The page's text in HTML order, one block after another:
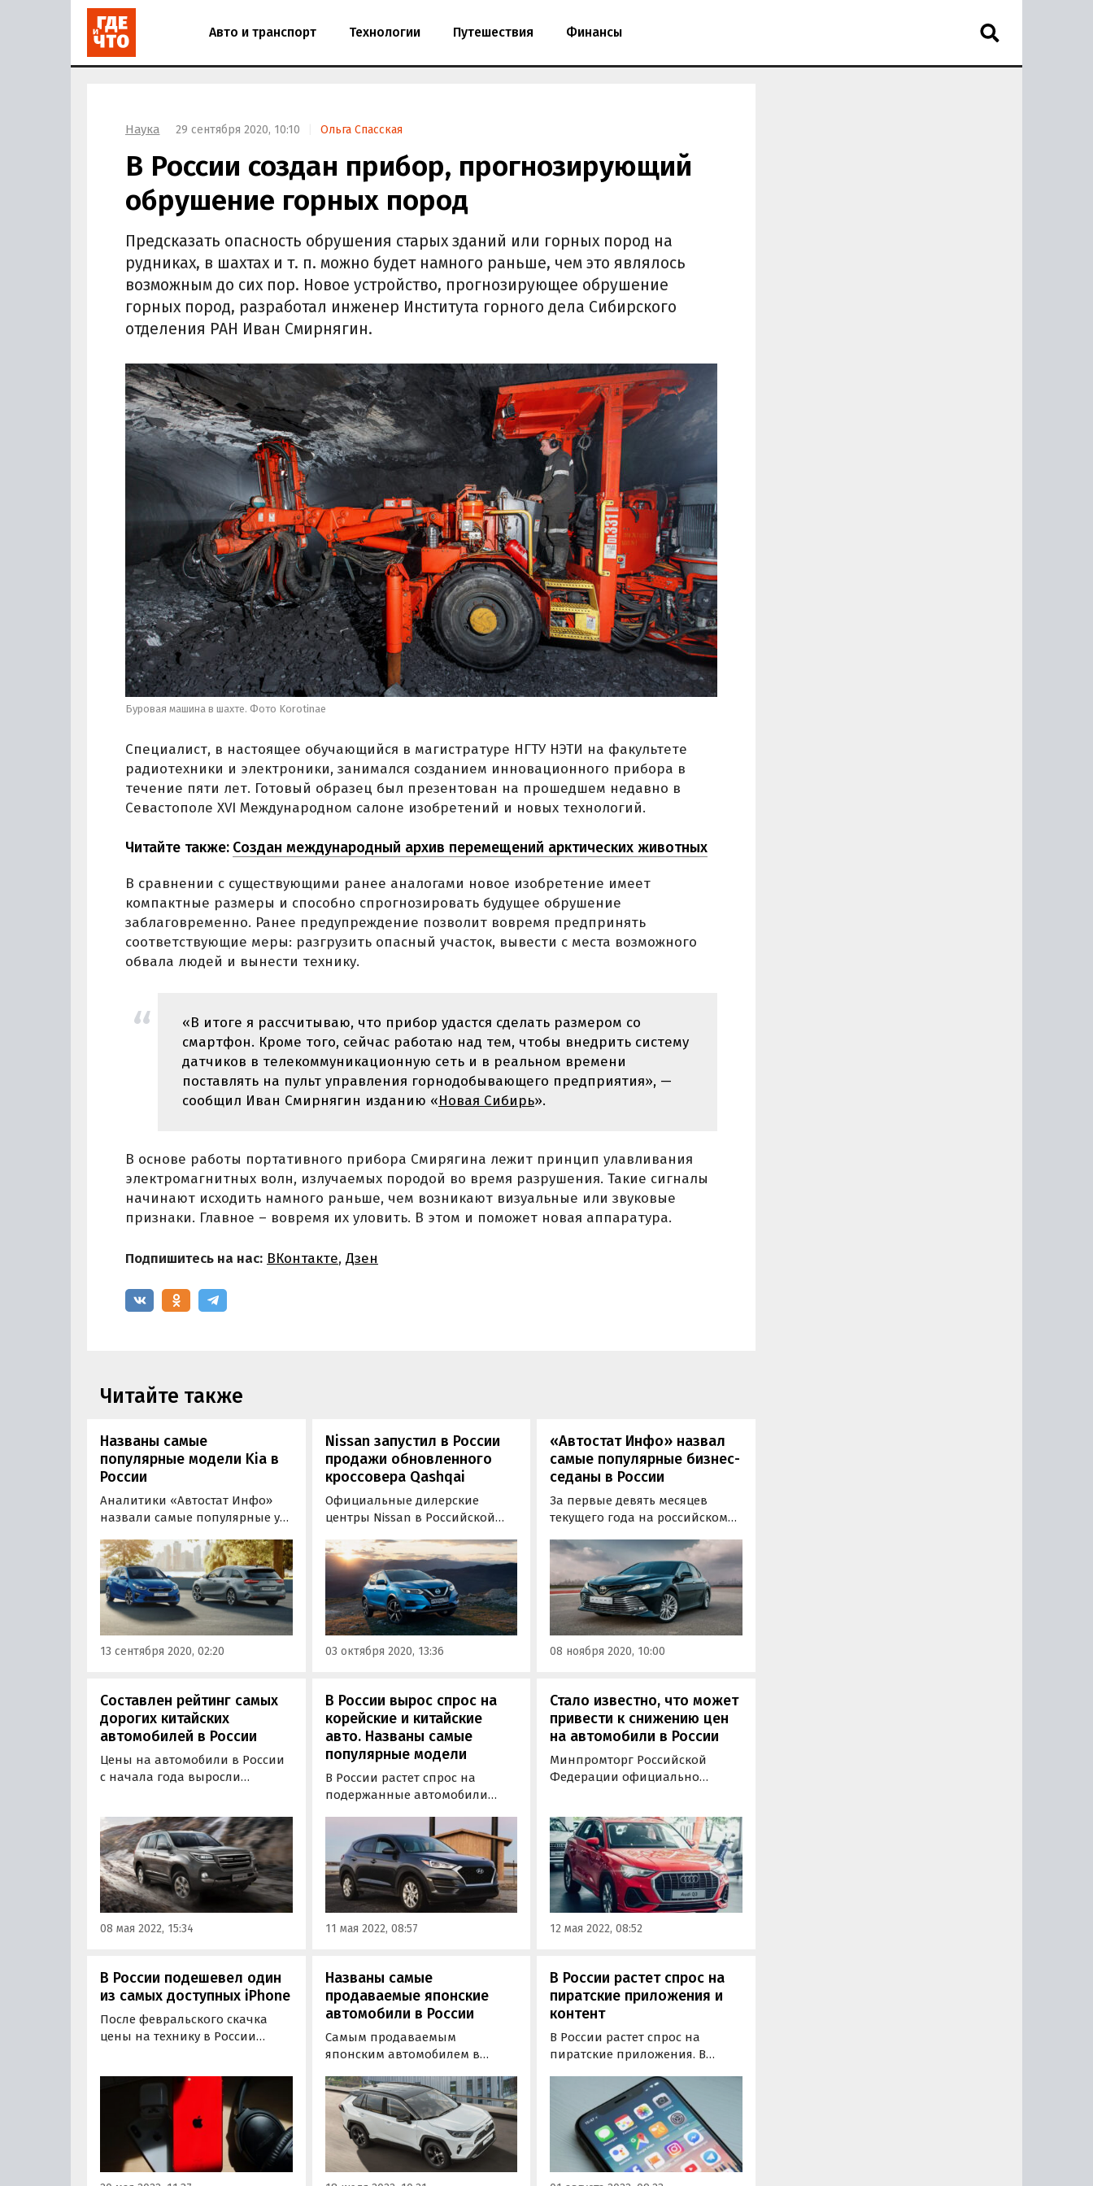
Авто и транспорт Технологии Путешествия Финансы
Наука 29 сентября 2020, 10:10 Ольга Спасская
В России создан прибор, прогнозирующий
обрушение горных пород
Предсказать опасность обрушения старых зданий или горных пород на
рудниках, в шахтах и т. п. можно будет намного раньше, чем это являлось
возможным до сих пор. Новое устройство, прогнозирующее обрушение
горных пород, разработал инженер Института горного дела Сибирского
отделения РАН Иван Смирнягин.
Буровая машина в шахте. Фото Korotinae
Специалист, в настоящее обучающийся в магистратуре НГТУ НЭТИ на факультете
радиотехники и электроники, занимался созданием инновационного прибора в
течение пяти лет. Готовый образец был презентован на прошедшем недавно в
Севастополе XVI Международном салоне изобретений и новых технологий.
Читайте также: Создан международный архив перемещений арктических животных
В сравнении с существующими ранее аналогами новое изобретение имеет
компактные размеры и способно спрогнозировать будущее обрушение
заблаговременно. Ранее предупреждение позволит вовремя предпринять
соответствующие меры: разгрузить опасный участок, вывести с места возможного
обвала людей и вынести технику.
«В итоге я рассчитываю, что прибор удастся сделать размером со
смартфон. Кроме того, сейчас работаю над тем, чтобы внедрить систему
датчиков в телекоммуникационную сеть и в реальном времени
поставлять на пульт управления горнодобывающего предприятия», —
сообщил Иван Смирнягин изданию «Новая Сибирь».
В основе работы портативного прибора Смирягина лежит принцип улавливания
электромагнитных волн, излучаемых породой во время разрушения. Такие сигналы
начинают исходить намного раньше, чем возникают визуальные или звуковые
признаки. Главное – вовремя их уловить. В этом и поможет новая аппаратура.
Подпишитесь на нас: ВКонтакте, Дзен
Читайте также
Названы самые
популярные модели Kia в
России
Аналитики «Автостат Инфо»
назвали самые популярные у
результатам продаж в
дилерских центрах
южнокорейской марки за
август. Как и прежде, лидерство
принадлежит седану Kia Rio.
13 сентября 2020, 02:20
Nissan запустил в России
продажи обновленного
кроссовера Qashqai
Официальные дилерские
центры Nissan в Российской
обновленного компакт-
кроссовера Nissan Qashqai.
Автомобиль получил целый
ряд улучшений, включая
появление функции
connectivity и опции,
повышающие комфорт
03 октября 2020, 13:36
«Автостат Инфо» назвал
самые популярные бизнес-
седаны в России
За первые девять месяцев
текущего года на российском
31 910 автомобилей Е-сегмента
(-20,36% к показателю
прошлого года). На покупку
бизнес-седанов россияне
потратили 24 млрд рублей,
сообщает «Автостат Инфо».
08 ноября 2020, 10:00
Составлен рейтинг самых
дорогих китайских
автомобилей в России
Цены на автомобили в России
с начала года выросли
минивэн GAC GN8 с ценником
около 3,5 млн рублей, а рамный
внедорожник Haval H9, топ-
версия которого сейчас стоит 5
299 000 рублей, выяснили…
08 мая 2022, 15:34
В России вырос спрос на
корейские и китайские
авто. Названы самые
популярные модели
В России растет спрос на
подержанные автомобили
брендов. Об этом сообщают
«Автоновости дня» со ссылкой
на представителей пресс-
службы «Авито Авто».
11 мая 2022, 08:57
Стало известно, что может
привести к снижению цен
на автомобили в России
Минпромторг Российской
Федерации официально
иностранных товаров с 7 мая. В
их числе и автомобили,
которые теперь можно ввозить
в Россию без разрешения
правообладателя.
12 мая 2022, 08:52
В России подешевел один
из самых доступных iPhone
После февральского скачка
цены на технику в России
и техника Apple, в том числе и
iPhone SE 2020, стоимость
которого снизилась в среднем
до 31 тысячи рублей.
Названы самые
продаваемые японские
автомобили в России
Самым продаваемым
японским автомобилем в
2022 года стал кроссовер Toyota
RAV4. За отчетные шесть
месяцев его обладателями
стали 7569 человек — на 11 534
меньше, чем за аналогичный
период 2021 года, сообщают
В России растет спрос на
пиратские приложения и
контент
В России растет спрос на
пиратские приложения. В
количество запросов от
отечественных пользователей
на скачивание приложений с
пиратским контентом
увеличилось на 300-400%,
сообщает «Коммерсантъ».